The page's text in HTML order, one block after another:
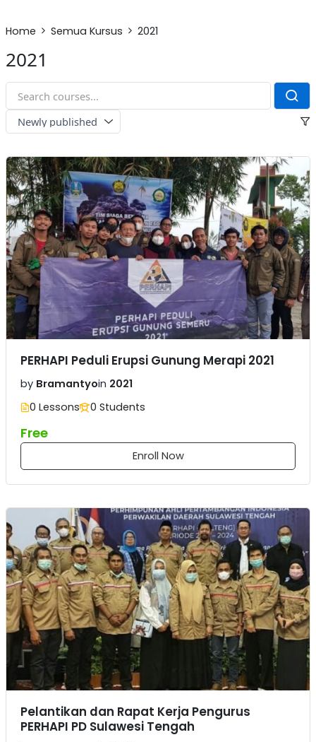
Home Semua Kursus 2021
2021
PERHAPI Peduli Erupsi Gunung Merapi 2021
by Bramantyoin 2021
0 Lessons
0 Students
Free
Enroll Now
Pelantikan dan Rapat Kerja Pengurus
PERHAPI PD Sulawesi Tengah